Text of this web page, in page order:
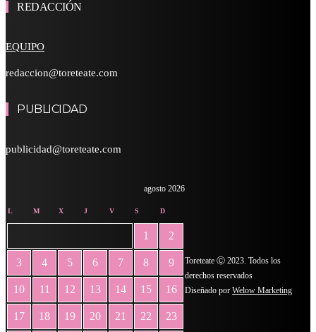
REDACCIÓN
EQUIPO
redaccion@toreteate.com
PUBLICIDAD
publicidad@toreteate.com
agosto 2026
L M X J V S D
1 2
3 4 5 6 7 8 9
10 11 12 13 14 15 16
17 18 19 20 21 22 23
Toreteate Ⓒ 2023. Todos los
derechos reservados
Diseñado por Welow Marketing